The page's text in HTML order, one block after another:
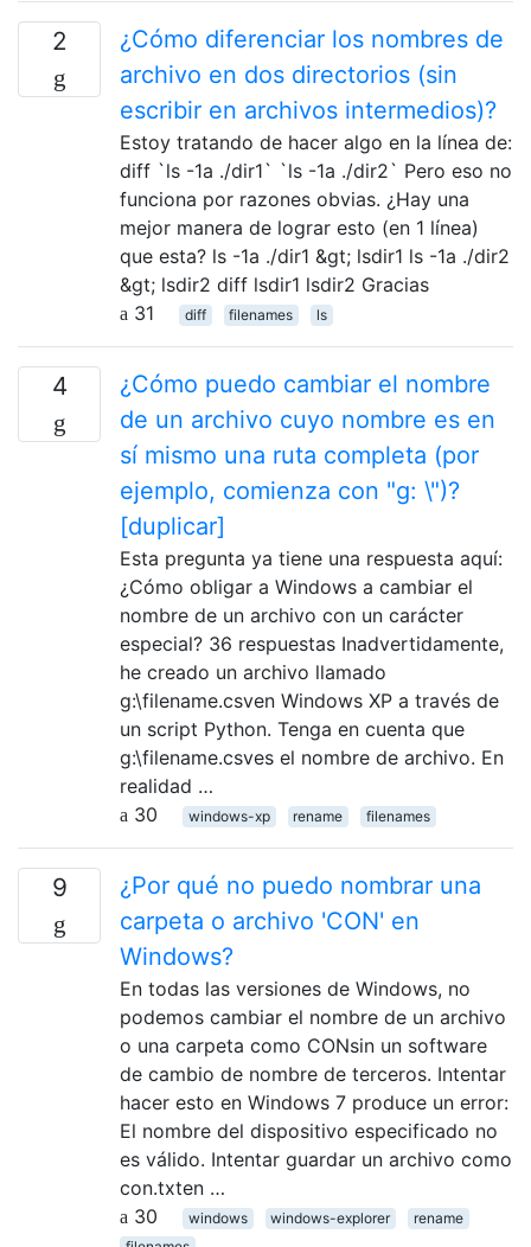
2
¿Cómo diferenciar los nombres de
archivo en dos directorios (sin
escribir en archivos intermedios)?
Estoy tratando de hacer algo en la línea de:
diff `ls -1a ./dir1` `ls -1a ./dir2` Pero eso no
funciona por razones obvias. ¿Hay una
mejor manera de lograr esto (en 1 línea)
que esta? ls -1a ./dir1 &gt; lsdir1 ls -1a ./dir2
&gt; lsdir2 diff lsdir1 lsdir2 Gracias
31
diff filenames ls
4
¿Cómo puedo cambiar el nombre
de un archivo cuyo nombre es en
sí mismo una ruta completa (por
ejemplo, comienza con "g: \")?
[duplicar]
Esta pregunta ya tiene una respuesta aquí:
¿Cómo obligar a Windows a cambiar el
nombre de un archivo con un carácter
especial? 36 respuestas Inadvertidamente,
he creado un archivo llamado
g:\filename.csven Windows XP a través de
un script Python. Tenga en cuenta que
g:\filename.csves el nombre de archivo. En
realidad …
30
windows-xp rename filenames
9
¿Por qué no puedo nombrar una
carpeta o archivo 'CON' en
Windows?
En todas las versiones de Windows, no
podemos cambiar el nombre de un archivo
o una carpeta como CONsin un software
de cambio de nombre de terceros. Intentar
hacer esto en Windows 7 produce un error:
El nombre del dispositivo especificado no
es válido. Intentar guardar un archivo como
con.txten …
30
windows windows-explorer
rename